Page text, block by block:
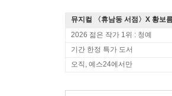
2026 젊은 작가 1위 : 청예
기간 한정 특가 도서
오직, 예스24에서만